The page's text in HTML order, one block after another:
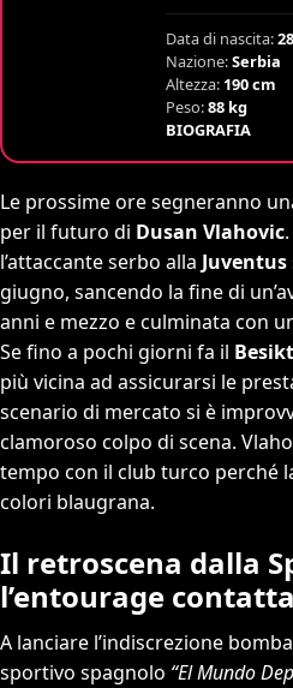
Data di nascita:
Nazione:Serbia
Altezza: 190 cm
Peso:88 kg
BIOGRAFIA
Le prossime ore segneranno
per il futuro di Dusan Vlahovic
l’attaccante serbo alla Juventus
giugno, sancendo la fine di
anni e mezzo e culminata con
Se fino a pochi giorni fa il
più vicina ad assicurarsi le
scenario di mercato si è
clamoroso colpo di scena.
tempo con il club turco perché
colori blaugrana.
Il retroscena dalla
l’entourage
A lanciare l’indiscrezione
sportivo spagnolo “El Mundo